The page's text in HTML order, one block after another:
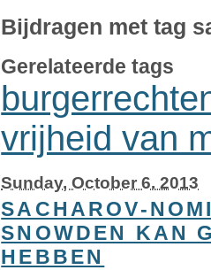
Bijdragen met tag
Gerelateerde tags
vrijheid van
Sunday, October 6. 2013
SACHAROV-
SNOWDEN KAN
HEBBEN